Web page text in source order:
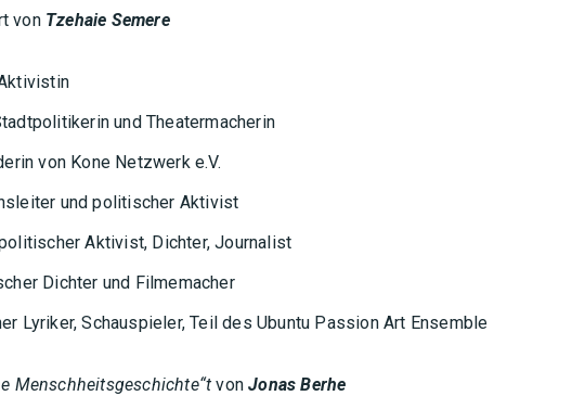
von Tzehaie Semere
und Theatermacherin
von Kone Netzwerk e.V.
und politischer Aktivist
Aktivist, Dichter, Journalist
Dichter und Filmemacher
Lyriker, Schauspieler, Teil des Ubuntu Passion Art Ensemble
Menschheitsgeschichte“tvonJonas Berhe